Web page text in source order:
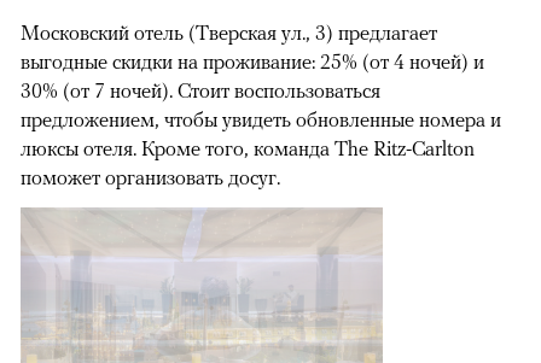
Московский отель (Тверская ул., 3) предлагает
выгодные скидки на проживание: 25% (от 4 ночей) и
30% (от 7 ночей). Стоит воспользоваться
предложением, чтобы увидеть обновленные номера и
люксы отеля. Кроме того, команда The Ritz-Carlton
поможет организовать досуг.